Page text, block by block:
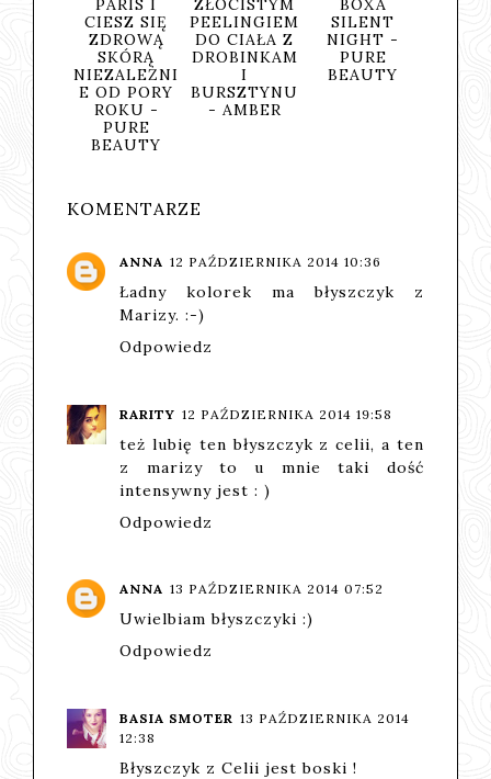
ZŁOCISTYM
PEELINGIEM
DO CIAŁA Z
DROBINKAM
I
BURSZTYNU
- AMBER
BOXA
SILENT
NIGHT -
PURE
BEAUTY
Y
CHRISTMAS
WISHES OD
PURE
BEAUTY
KOMENTARZE
ANNA 12 PAŹDZIERNIKA 2014 10:36
Ładny kolorek ma błyszczyk z
Marizy. :-)
Odpowiedz
RARITY 12 PAŹDZIERNIKA 2014 19:58
też lubię ten błyszczyk z celii, a ten
z marizy to u mnie taki dość
intensywny jest : )
Odpowiedz
ANNA 13 PAŹDZIERNIKA 2014 07:52
Uwielbiam błyszczyki :)
Odpowiedz
BASIA SMOTER 13 PAŹDZIERNIKA 2014
12:38
Błyszczyk z Celii jest boski !